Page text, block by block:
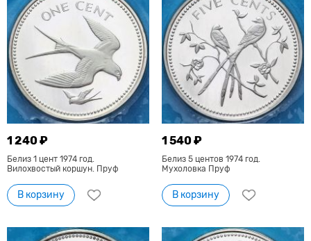
1 240 ₽
Белиз 1 цент 1974 год.
Вилохвостый коршун. Пруф
В корзину
1 540 ₽
Белиз 5 центов 1974 год.
Мухоловка Пруф
В корзину